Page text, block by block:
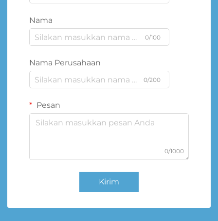
Nama
0/100
Nama Perusahaan
0/200
Pesan
0/1000
Kirim